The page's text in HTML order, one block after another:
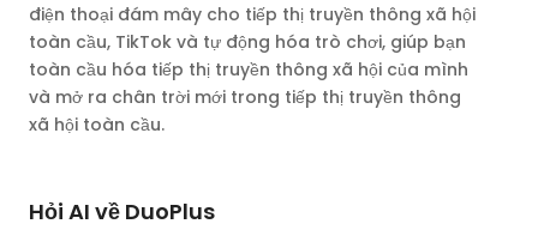
điện thoại đám mây cho tiếp thị truyền thông xã hội
toàn cầu, TikTok và tự động hóa trò chơi, giúp bạn
toàn cầu hóa tiếp thị truyền thông xã hội của mình
và mở ra chân trời mới trong tiếp thị truyền thông
xã hội toàn cầu.
Hỏi AI về DuoPlus